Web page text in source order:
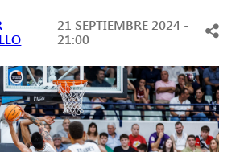
21 SEPTIEMBRE 2024 -
21:00